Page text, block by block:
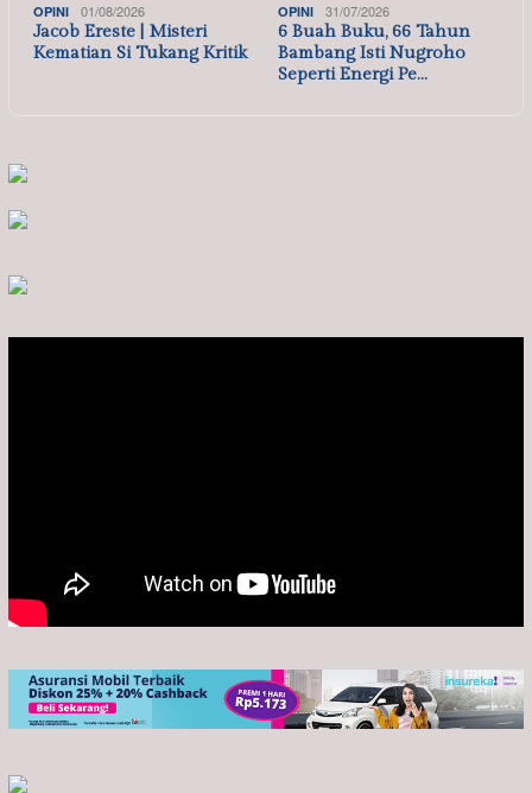
OPINI 01/08/2026
Jacob Ereste | Misteri
Kematian Si Tukang Kritik
OPINI 31/07/2026
6 Buah Buku, 66 Tahun
Bambang Isti Nugroho
Seperti Energi Pe…